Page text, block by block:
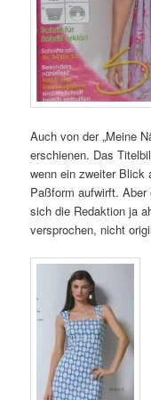
Auch von der „Meine
erschienen. Das
wenn ein zweiter Blick
Paßform aufwirft.
sich die Redaktion ja
versprochen, nicht